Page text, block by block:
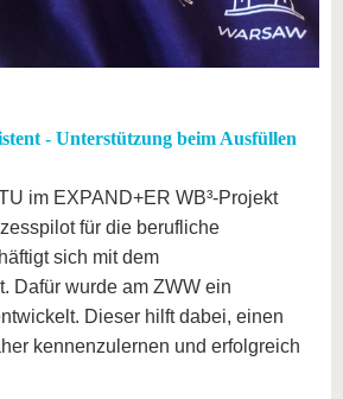
- Unterstützung beim Ausfüllen
im EXPAND+ER WB³-Projekt
für die berufliche
sich mit dem
Dafür wurde am ZWW ein
Dieser hilft dabei, einen
kennenzulernen und erfolgreich